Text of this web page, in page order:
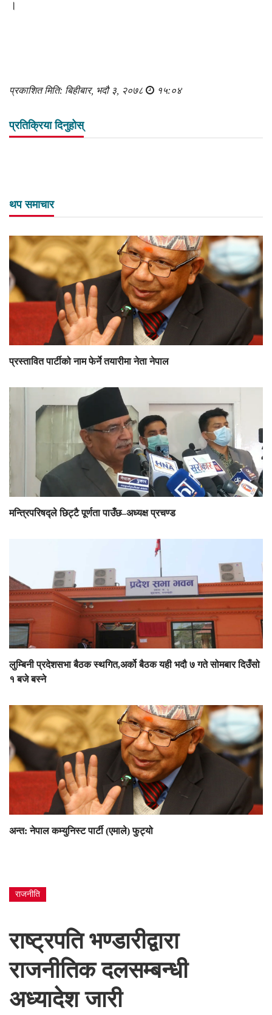
।
प्रकाशित मिति: बिहीबार, भदौ ३, २०७८ १५:०४
प्रतिक्रिया दिनुहोस्
थप समाचार
प्रस्तावित पार्टीको नाम फेर्ने तयारीमा नेता नेपाल
मन्त्रिपरिषद्ले छिट्टै पूर्णता पाउँछ–अध्यक्ष प्रचण्ड
लुम्बिनी प्रदेशसभा बैठक स्थगित,अर्को बैठक यही भदौ ७ गते सोमबार दिउँसो
१ बजे बस्ने
अन्त: नेपाल कम्युनिस्ट पार्टी (एमाले) फुट्यो
राजनीति
राष्ट्रपति भण्डारीद्वारा
राजनीतिक दलसम्बन्धी
अध्यादेश जारी